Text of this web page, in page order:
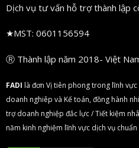
Dịch vụ tư vấn hỗ trợ thành lập
★MST: 0601156594
Ⓡ Thành lập năm 2018- Việt
FADI là đơn Vị tiên phong trong lĩnh
doanh nghiêp và Kế toán, đồng hành
trợ doanh nghiệp đắc lực / Tiết kiệm
năm kinh nghiệm lĩnh vực dịch vụ